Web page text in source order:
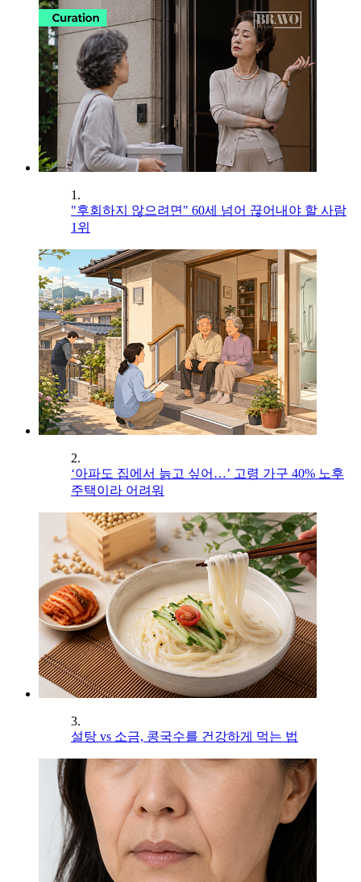
1.
"후회하지 않으려면" 60세 넘어 끊어내야 할 사람
1위
2.
‘아파도 집에서 늙고 싶어…’ 고령 가구 40% 노후
주택이라 어려워
3.
설탕 vs 소금, 콩국수를 건강하게 먹는 법